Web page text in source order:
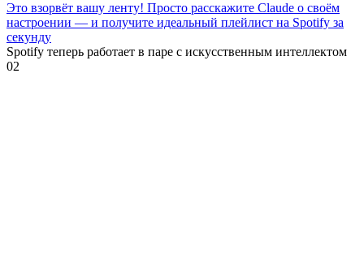
Это взорвёт вашу ленту! Просто расскажите Claude о своём
настроении — и получите идеальный плейлист на Spotify за
секунду
Spotify теперь работает в паре с искусственным интеллектом
02